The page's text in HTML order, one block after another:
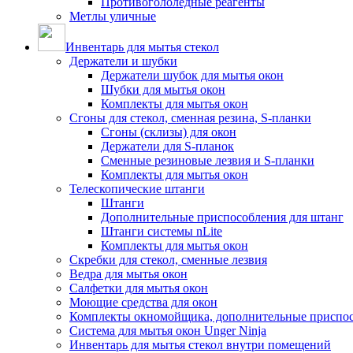
Метлы уличные
Инвентарь для мытья стекол
Держатели и шубки
Держатели шубок для мытья окон
Шубки для мытья окон
Комплекты для мытья окон
Сгоны для стекол, сменная резина, S-планки
Сгоны (склизы) для окон
Держатели для S-планок
Сменные резиновые лезвия и S-планки
Комплекты для мытья окон
Телескопические штанги
Штанги
Дополнительные приспособления для штанг
Штанги системы nLite
Комплекты для мытья окон
Скребки для стекол, сменные лезвия
Ведра для мытья окон
Салфетки для мытья окон
Моющие средства для окон
Комплекты окномойщика, дополнительные
Система для мытья окон Unger Ninja
Инвентарь для мытья стекол внутри помещений